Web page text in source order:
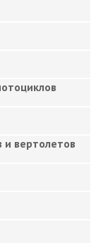
вертолетов